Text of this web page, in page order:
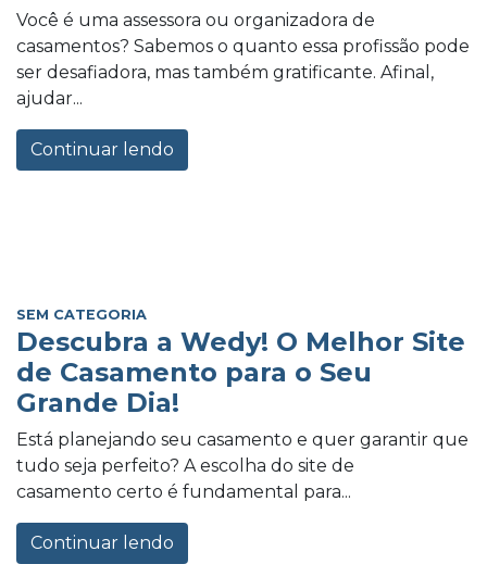
Você é uma assessora ou organizadora de
casamentos? Sabemos o quanto essa profissão pode
ser desafiadora, mas também gratificante. Afinal,
ajudar...
Continuar lendo
SEM CATEGORIA
Descubra a Wedy! O Melhor Site
de Casamento para o Seu
Grande Dia!
Está planejando seu casamento e quer garantir que
tudo seja perfeito? A escolha do site de
casamento certo é fundamental para...
Continuar lendo